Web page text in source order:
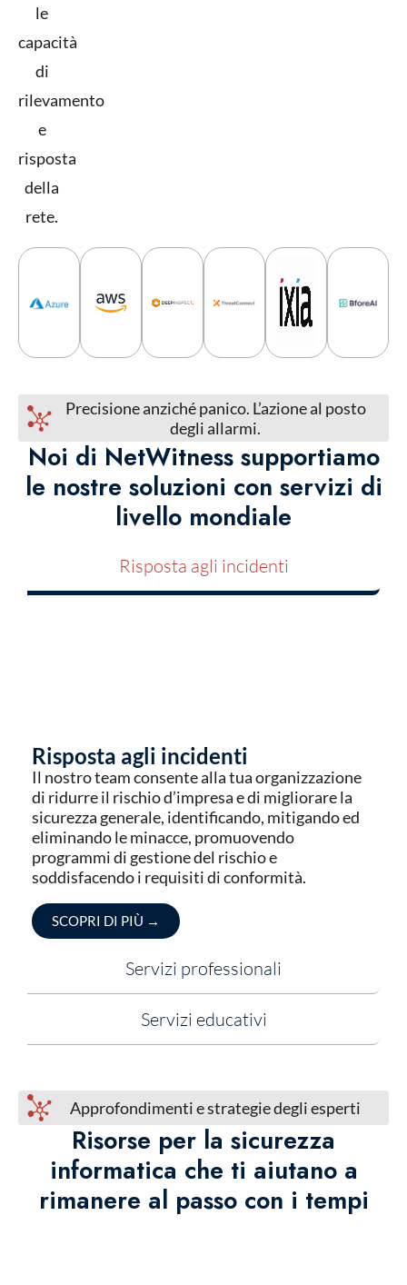
le
capacità
di
rilevamento
e
risposta
della
rete.
Precisione anziché panico. L’azione al posto
degli allarmi.
Noi di NetWitness supportiamo
le nostre soluzioni con servizi di
livello mondiale
Risposta agli incidenti
Servizi professionali
Servizi educativi
Risposta agli incidenti
Il nostro team consente alla tua organizzazione
di ridurre il rischio d’impresa e di migliorare la
sicurezza generale, identificando, mitigando ed
eliminando le minacce, promuovendo
programmi di gestione del rischio e
soddisfacendo i requisiti di conformità.
SCOPRI DI PIÙ →
Approfondimenti e strategie degli esperti
Risorse per la sicurezza
informatica che ti aiutano a
rimanere al passo con i tempi